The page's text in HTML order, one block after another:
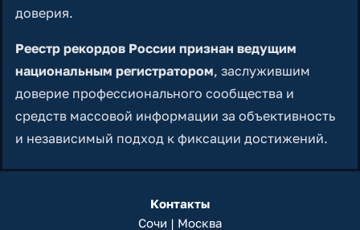
доверия.
Реестр рекордов России признан ведущим
национальным регистратором, заслужившим
доверие профессионального сообщества и
средств массовой информации за объективность
и независимый подход к фиксации достижений.
Контакты
Сочи | Москва